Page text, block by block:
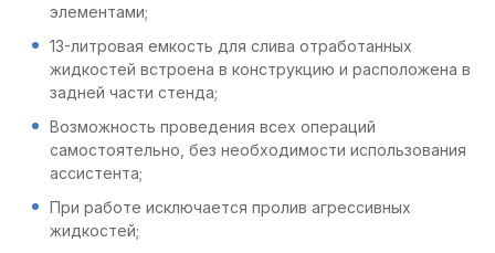
элементами;
13-литровая емкость для слива отработанных
жидкостей встроена в конструкцию и расположена в
задней части стенда;
Возможность проведения всех операций
самостоятельно, без необходимости использования
ассистента;
При работе исключается пролив агрессивных
жидкостей;